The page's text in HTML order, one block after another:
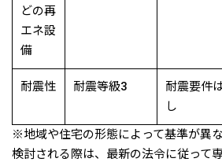
どの再
エネ設
備
耐震性 耐震等級3
耐震要件
し
※地域や住宅の形態によって基準が異
検討される際は、最新の法令に従って